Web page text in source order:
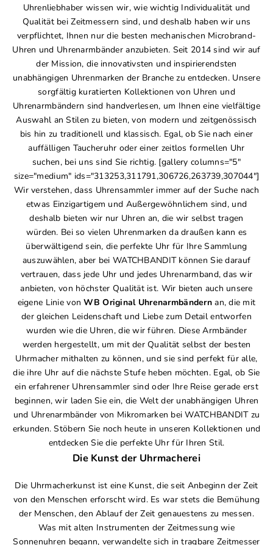
Uhrenliebhaber wissen wir, wie wichtig Individualität und
Qualität bei Zeitmessern sind, und deshalb haben wir uns
verpflichtet, Ihnen nur die besten mechanischen Microbrand-
Uhren und Uhrenarmbänder anzubieten. Seit 2014 sind wir auf
der Mission, die innovativsten und inspirierendsten
unabhängigen Uhrenmarken der Branche zu entdecken. Unsere
sorgfältig kuratierten Kollektionen von Uhren und
Uhrenarmbändern sind handverlesen, um Ihnen eine vielfältige
Auswahl an Stilen zu bieten, von modern und zeitgenössisch
bis hin zu traditionell und klassisch. Egal, ob Sie nach einer
auffälligen Taucheruhr oder einer zeitlos formellen Uhr
suchen, bei uns sind Sie richtig. [gallery columns="5"
size="medium" ids="313253,311791,306726,263739,307044"]
Wir verstehen, dass Uhrensammler immer auf der Suche nach
etwas Einzigartigem und Außergewöhnlichem sind, und
deshalb bieten wir nur Uhren an, die wir selbst tragen
würden. Bei so vielen Uhrenmarken da draußen kann es
überwältigend sein, die perfekte Uhr für Ihre Sammlung
auszuwählen, aber bei WATCHBANDIT können Sie darauf
vertrauen, dass jede Uhr und jedes Uhrenarmband, das wir
anbieten, von höchster Qualität ist. Wir bieten auch unsere
eigene Linie vonWB Original Uhrenarmbändernan, die mit
der gleichen Leidenschaft und Liebe zum Detail entworfen
wurden wie die Uhren, die wir führen. Diese Armbänder
werden hergestellt, um mit der Qualität selbst der besten
Uhrmacher mithalten zu können, und sie sind perfekt für alle,
die ihre Uhr auf die nächste Stufe heben möchten. Egal, ob Sie
ein erfahrener Uhrensammler sind oder Ihre Reise gerade erst
beginnen, wir laden Sie ein, die Welt der unabhängigen Uhren
und Uhrenarmbänder von Mikromarken bei WATCHBANDIT zu
erkunden. Stöbern Sie noch heute in unseren Kollektionen und
entdecken Sie die perfekte Uhr für Ihren Stil.
Die Kunst der Uhrmacherei
Die Uhrmacherkunst ist eine Kunst, die seit Anbeginn der Zeit
von den Menschen erforscht wird. Es war stets die Bemühung
der Menschen, den Ablauf der Zeit genauestens zu messen.
Was mit alten Instrumenten der Zeitmessung wie
Sonnenuhren begann, verwandelte sich in tragbare Zeitmesser